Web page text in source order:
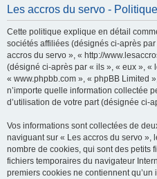
Les accros du servo -
Cette politique explique en détail
sociétés affiliées (désignés ci-après
accros du servo », « http://
(désigné ci-après par « ils », « eux », «
« www.phpbb.com », « phpBB Limited
n’importe quelle information collectée
d’utilisation de votre part (désignée ci-
Vos informations sont collectées de
naviguant sur « Les accros du servo »,
nombre de cookies, qui sont des petits
fichiers temporaires du navigateur
premiers cookies ne contiennent